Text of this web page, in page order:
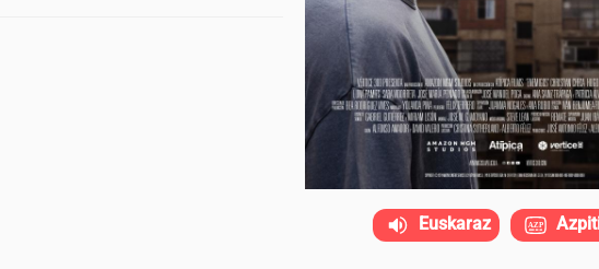
Euskaraz